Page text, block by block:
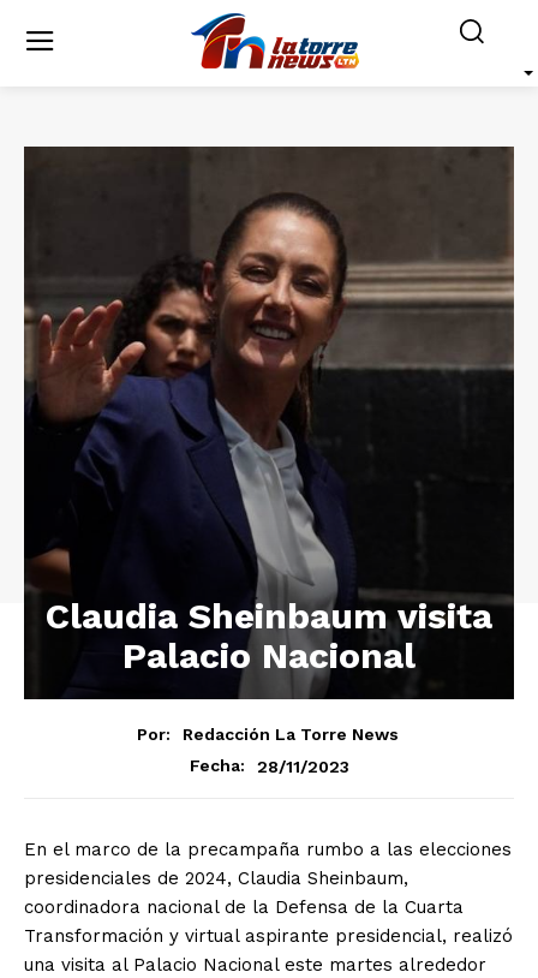
Claudia Sheinbaum visita
Palacio Nacional
Por:
Redacción La Torre News
Fecha:
28/11/2023
En el marco de la precampaña rumbo a las elecciones
presidenciales de 2024, Claudia Sheinbaum,
coordinadora nacional de la Defensa de la Cuarta
Transformación y virtual aspirante presidencial, realizó
una visita al Palacio Nacional este martes alrededor